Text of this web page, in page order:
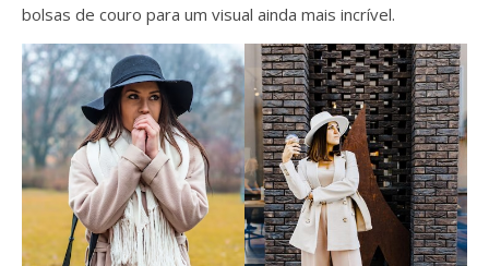
bolsas de couro para um visual ainda mais incrível.